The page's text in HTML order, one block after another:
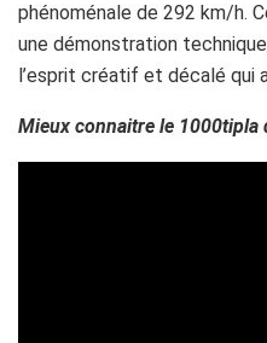
phénoménale de 292 km/h.
une démonstration
l’esprit créatif et décalé qui
Mieux connaitre le 1000tipla